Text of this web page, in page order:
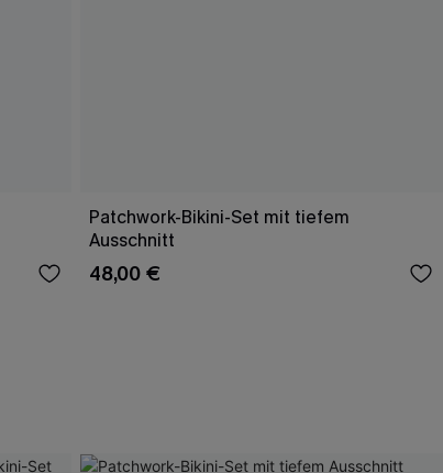
Patchwork-Bikini-Set mit tiefem
Ausschnitt
48,00 €